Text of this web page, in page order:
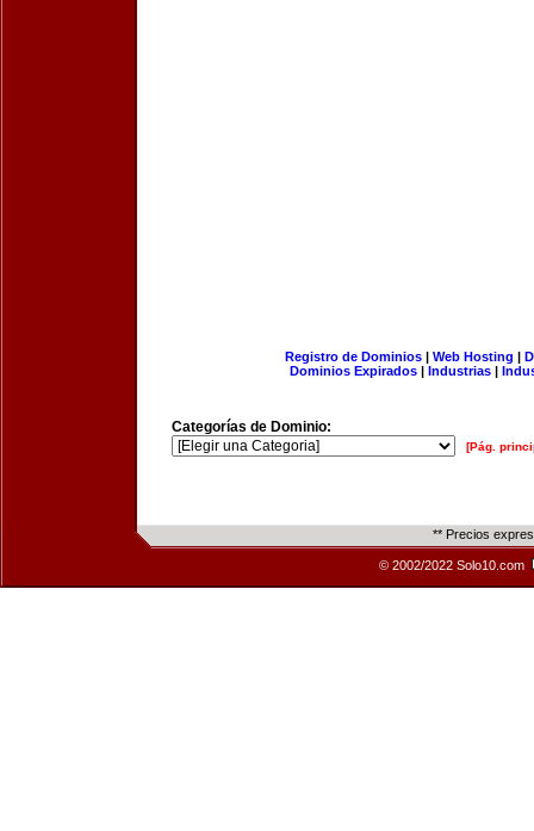
Registro de Dominios| Web Hosting |
Dominios Expirados | Industrias |
Categorías de Dominio:
[Pág.
** Precios
© 2002/2022 Solo10.com